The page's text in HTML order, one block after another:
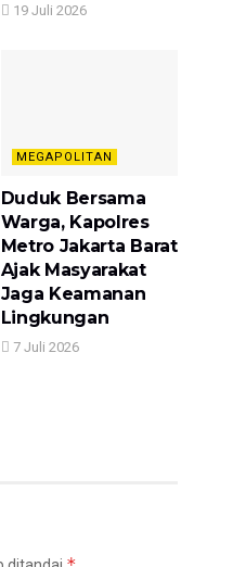
19 Juli 2026
MEGAPOLITAN
Duduk Bersama
Warga, Kapolres
Metro Jakarta Barat
Ajak Masyarakat
Jaga Keamanan
Lingkungan
7 Juli 2026